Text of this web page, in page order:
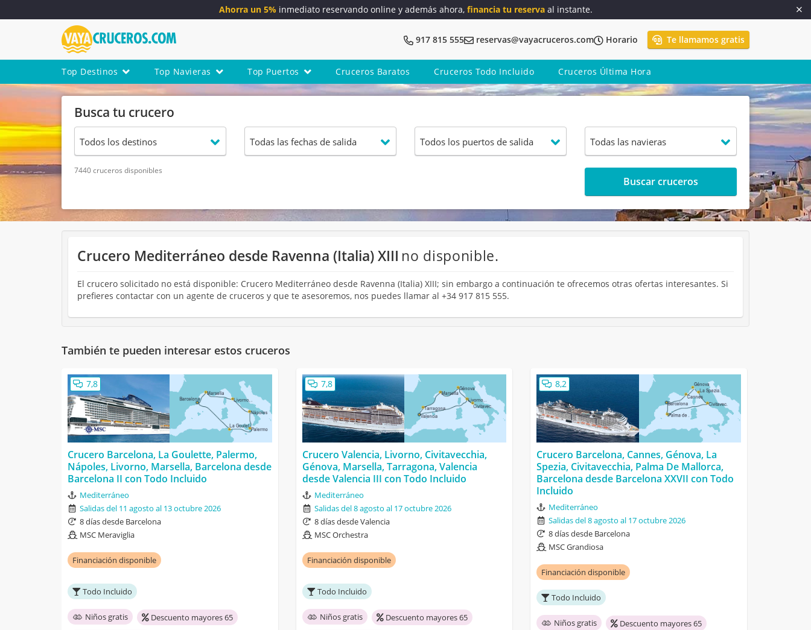
Ahorra un 5% inmediato reservando online y además ahora, financia tu reserva al instante.
917 815 555 reservas@vayacruceros.com Horario Te llamamos gratis
Top Destinos Top Navieras Top Puertos Cruceros Baratos Cruceros Todo Incluido Cruceros Última Hora
Busca tu crucero
7440 cruceros disponibles
Buscar cruceros
Crucero Mediterráneo desde Ravenna (Italia) XIII no disponible.
El crucero solicitado no está disponible: Crucero Mediterráneo desde Ravenna (Italia) XIII; sin embargo a continuación te ofrecemos otras ofertas interesantes. Si
prefieres contactar con un agente de cruceros y que te asesoremos, nos puedes llamar al +34 917 815 555.
También te pueden interesar estos cruceros
7,8
Crucero Barcelona, La Goulette, Palermo,
Nápoles, Livorno, Marsella, Barcelona desde
Barcelona II con Todo Incluido
Mediterráneo
Salidas del 11 agosto al 13 octubre 2026
8 días desde Barcelona
MSC Meraviglia
Financiación disponible
Todo Incluido
Niños gratis
Descuento mayores 65
7,8
Crucero Valencia, Livorno, Civitavecchia,
Génova, Marsella, Tarragona, Valencia
desde Valencia III con Todo Incluido
Mediterráneo
Salidas del 8 agosto al 17 octubre 2026
8 días desde Valencia
MSC Orchestra
Financiación disponible
Todo Incluido
Niños gratis
Descuento mayores 65
8,2
Crucero Barcelona, Cannes, Génova, La
Spezia, Civitavecchia, Palma De Mallorca,
Barcelona desde Barcelona XXVII con Todo
Incluido
Mediterráneo
Salidas del 8 agosto al 17 octubre 2026
8 días desde Barcelona
MSC Grandiosa
Financiación disponible
Todo Incluido
Niños gratis
Descuento mayores 65